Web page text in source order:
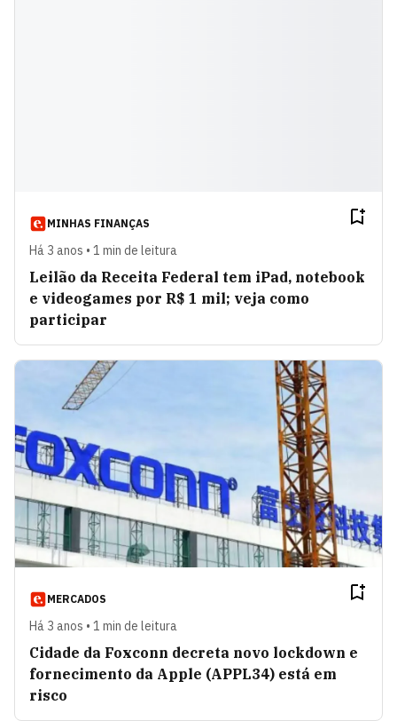
MINHAS FINANÇAS
Há 3 anos • 1 min de leitura
Leilão da Receita Federal tem iPad, notebook
e videogames por R$ 1 mil; veja como
participar
MERCADOS
Há 3 anos • 1 min de leitura
Cidade da Foxconn decreta novo lockdown e
fornecimento da Apple (APPL34) está em
risco